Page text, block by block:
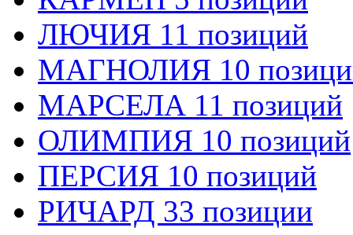
ЛЮЧИЯ 11 позиций
МАГНОЛИЯ 10
МАРСЕЛА 11 позиций
ОЛИМПИЯ 10 позиций
ПЕРСИЯ 10 позиций
РИЧАРД 33 позиции